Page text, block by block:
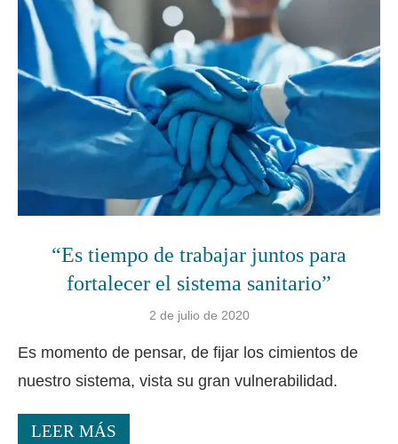
“Es tiempo de trabajar juntos para
fortalecer el sistema sanitario”
2 de julio de 2020
Es momento de pensar, de fijar los cimientos de
nuestro sistema, vista su gran vulnerabilidad.
LEER MÁS